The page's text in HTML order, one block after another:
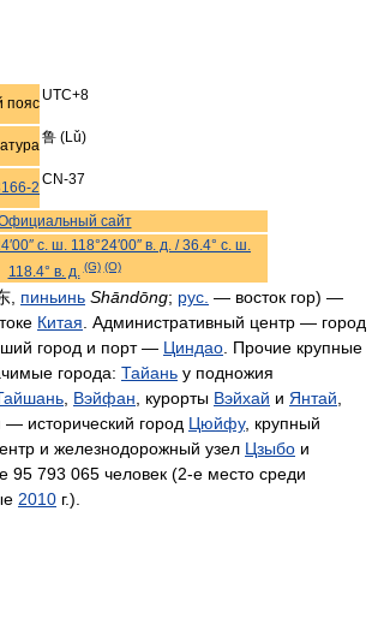
пояс UTC+8
鲁 (Lǔ)
2 CN-37
сайт
с. ш. 118°24′00″ в. д. /36.4° с. ш.
118.4° в. д. (G) (O)
пиньинь Shāndōng; рус. — восток гор) —
Китая . Административный центр — город
город и порт — Циндао . Прочие крупные
города: Тайань у подножия
Вэйфан , курорты Вэйхай и Янтай
исторический город Цюйфу, крупный
и железнодорожный узел Цзыбо и
95 793 065 человек (2-е место среди
2010 г.).